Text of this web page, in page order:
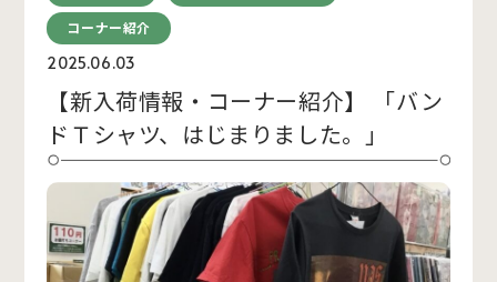
コーナー紹介
2025.06.03
【新入荷情報・コーナー紹介】 「バン
ドＴシャツ、はじまりました。」